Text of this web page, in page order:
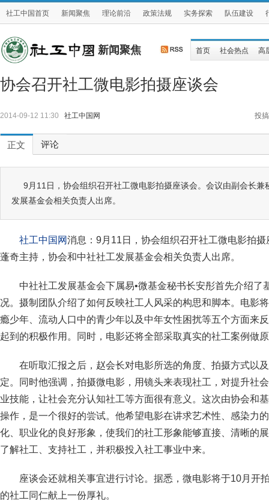
社工中国首页 新闻聚焦 理论前沿 政策法规 实务探索 队伍建设
新闻聚焦 首页 社会热点 高
协会召开社工微电影拍摄座谈会
2014-09-12 11:30 社工中国网 投搞
正文 评论
9月11日，协会组织召开社工微电影拍摄座谈会。会议由副会长
发展基金会相关负责人出席。
社工中国网消息：9月11日，协会组织召开社工微电影拍
蓬奇主持，协会和中社社工发展基金会相关负责人出席。
中社社工发展基金会下属易•微基金秘书长安彤首先介绍了
况。摄制团队介绍了如何反映社工人风采的构思和脚本。电影
瘾少年、流动人口中的青少年以及中年女性困扰等五个方面来
起到的积极作用。同时，电影还将全部采取真实的社工案例做
在听取汇报之后，赵会长对电影所选的角度、拍摄方式以
定。同时他强调，拍摄微电影，用镜头来表现社工，对提升社
业技能，让社会充分认知社工等方面很有意义。这次由协会和
操作，是一个很好的尝试。他希望电影在讲求艺术性、感染力
化、职业化的良好形象，使我们的社工形象能够直接、清晰的
了解社工、支持社工，并积极投入社工事业中来。
座谈会还就相关事宜进行讨论。据悉，微电影将于10月开
的社工同仁献上一份厚礼。